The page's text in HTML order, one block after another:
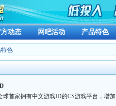
动态 网吧活动 产品特色
特色
球首家拥有中文游戏ID的CS游戏平台，增